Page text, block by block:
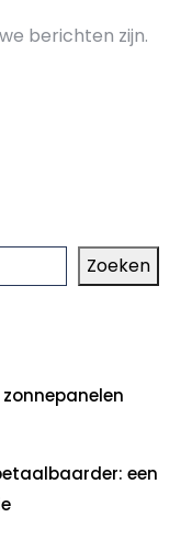
berichten zijn.
Zoeken
een